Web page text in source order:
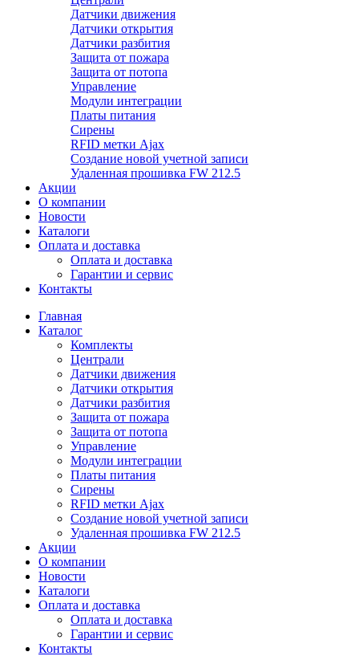
Датчики движения
Датчики открытия
Датчики разбития
Защита от пожара
Защита от потопа
Управление
Модули интеграции
Платы питания
Сирены
RFID метки Ajax
Создание новой учетной записи
Удаленная прошивка FW 212.5
Акции
О компании
Новости
Каталоги
Оплата и доставка
Оплата и доставка
Гарантии и сервис
Контакты
Главная
Каталог
Комплекты
Централи
Датчики движения
Датчики открытия
Датчики разбития
Защита от пожара
Защита от потопа
Управление
Модули интеграции
Платы питания
Сирены
RFID метки Ajax
Создание новой учетной записи
Удаленная прошивка FW 212.5
Акции
О компании
Новости
Каталоги
Оплата и доставка
Оплата и доставка
Гарантии и сервис
Контакты